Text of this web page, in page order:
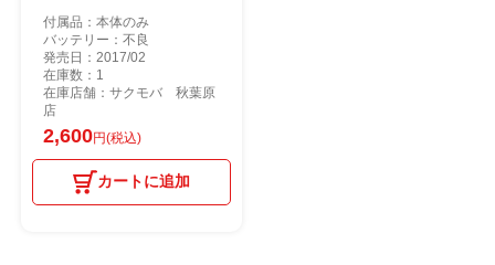
付属品：本体のみ
バッテリー：不良
発売日：2017/02
在庫数：1
在庫店舗：サクモバ 秋葉原
店
2,600円(税込)
カートに追加